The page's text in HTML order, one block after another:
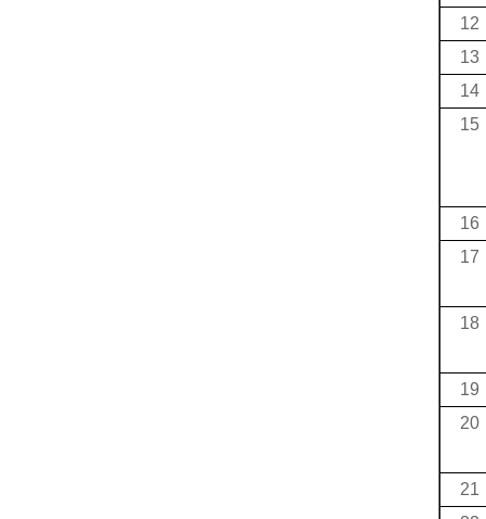
12
13
14
15
16
17
18
19
20
21